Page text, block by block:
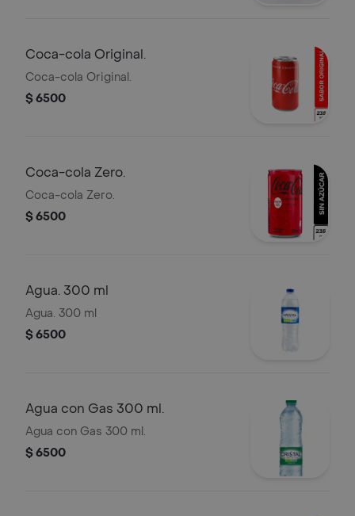
Coca-cola Original.
Coca-cola Original.
$ 6500
Coca-cola Zero.
Coca-cola Zero.
$ 6500
Agua. 300 ml
Agua. 300 ml
$ 6500
Agua con Gas 300 ml.
Agua con Gas 300 ml.
$ 6500